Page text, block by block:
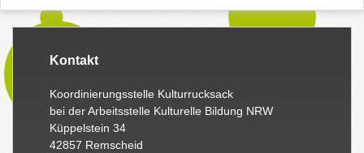
Kontakt
Koordinierungsstelle Kulturrucksack
bei der Arbeitsstelle Kulturelle Bildung NRW
Küppelstein 34
42857 Remscheid